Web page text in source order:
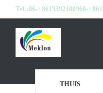
Tel.:86-+8613392100968-
THUIS